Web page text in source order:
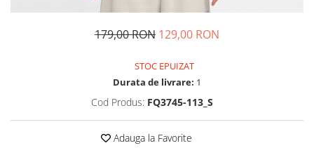
Caciuli
179,00 RON 129,00 RON
STOC EPUIZAT
Durata de livrare: 1
Cod Produs: FQ3745-113_S
Adauga la Favorite